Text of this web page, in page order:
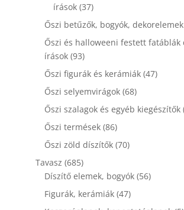
írások 3737
termék
Őszi betűzők, bogyók, dekorelemek
Őszi és halloweeni festett fatáblák
írások 9393
termék
Őszi figurák és kerámiák 4747
Őszi selyemvirágok 6868
termék
Őszi szalagok és egyéb kiegészítők
Őszi termések 8686
termék
Őszi zöld díszítők 7070
Tavasz 685685
termék
Díszítő elemek, bogyók 5656
Figurák, kerámiák 4747
termék